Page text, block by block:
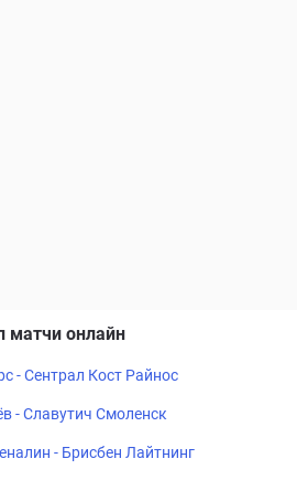
матчи онлайн
- Сентрал Кост Райнос
- Славутич Смоленск
- Брисбен Лайтнинг